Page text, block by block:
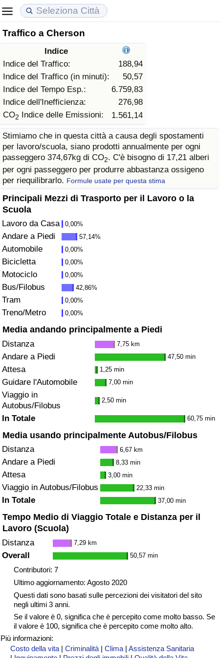
Traffico a Cherson
Indice
Indice del Traffico:
188,94
Indice del Traffico (in minuti):
50,57
Indice del Tempo Esp.:
6.759,83
Indice dell'Inefficienza:
276,98
CO2 Indice delle Emissioni: 1.561,14
Stimiamo che in questa città a causa degli spostamenti
per lavoro/scuola, siano prodotti annualmente per ogni
passeggero 374,67kg di CO2. C'è bisogno di 17,21 alberi
per ogni passeggero per produrre abbastanza ossigeno
per riequilibrarlo. Formule usate per questa stima
Principali Mezzi di Trasporto per il Lavoro o la
Scuola
Lavoro da Casa 0,00%
Andare a Piedi 57,14%
Automobile 0,00%
Bicicletta 0,00%
Motociclo 0,00%
Bus/Filobus 42,86%
Tram 0,00%
Treno/Metro 0,00%
Media andando principalmente a Piedi
Distanza 7,75 km
Andare a Piedi 47,50 min
Attesa 1,25 min
Guidare l'Automobile 7,00 min
Viaggio in
Autobus/Filobus
2,50 min
In Totale 60,75 min
Media usando principalmente Autobus/Filobus
Distanza 6,67 km
Andare a Piedi 8,33 min
Attesa 3,00 min
Viaggio in Autobus/Filobus 22,33 min
In Totale 37,00 min
Tempo Medio di Viaggio Totale e Distanza per il
Lavoro (Scuola)
Distanza 7,29 km
Overall 50,57 min
Contributori: 7
Ultimo aggiornamento: Agosto 2020
Questi dati sono basati sulle percezioni dei visitatori del sito
negli ultimi 3 anni.
Se il valore è 0, significa che è percepito come molto basso. Se
il valore è 100, significa che è percepito come molto alto.
Più informazioni:
Costo della vita |Criminalità |Clima |Assistenza Sanitaria
Costo della vita
Indice Del Costo Della Vita (corrente)
Indice Del Costo Della Vita
Indice del Costo della Vita per Nazione
ad Aqaba
Prezzi degli immobili
Indice del Prezzo delle Case (Corrente)
Indice del Prezzo delle Case
Indice del Prezzo delle Case per Nazione
Qualità della Vita
Indice della Qualità della Vita
Indice della Qualità della Vita (Corrente)
Indice della qualità della vita per Paese
Criminalità
Indice del Tasso di Criminalità (Corrente)
Indice della Criminalità
Indice di criminalità per paese
Assistenza Sanitaria
Indice dell’Assistenza Sanitaria (Corrente)
Indice dell’Assistenza Sanitaria
Indice dell’Assistenza Sanitaria per
Inquinamento
Indice dell’Inquinamento (Corrente)
Indice di inquinamento
Indice dell’Inquinamento per Nazione
Traffico
Indice del Traffico
Indice del traffico (Corrente)
Indice del traffico per Nazione